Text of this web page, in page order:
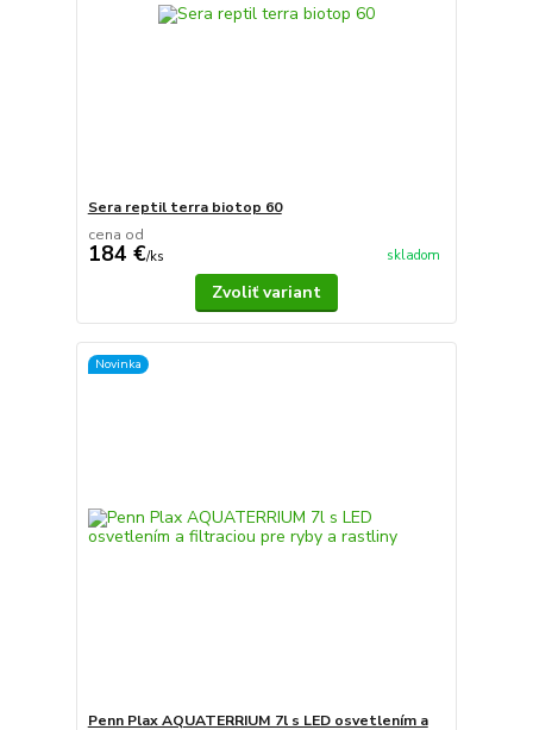
Sera reptil terra biotop 60
cena od
184 €/ks skladom
Zvoliť variant
Novinka
Penn Plax AQUATERRIUM 7l s LED osvetlením a